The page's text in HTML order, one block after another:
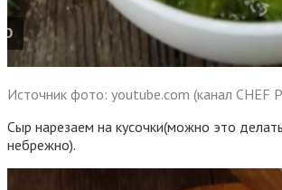
Источник фото: youtube.com (канал CHEF
Сыр нарезаем на кусочки(можно это
небрежно).